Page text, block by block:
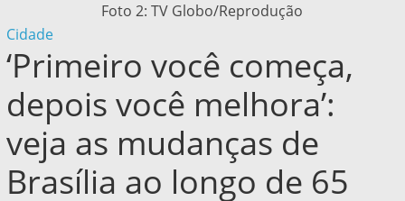
Foto 2: TV Globo/Reprodução
Cidade
‘Primeiro você começa,
depois você melhora’:
veja as mudanças de
Brasília ao longo de 65